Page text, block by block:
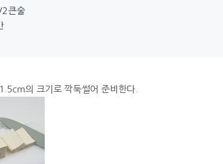
큰술
의 크기로 깍둑썰어 준비한다.